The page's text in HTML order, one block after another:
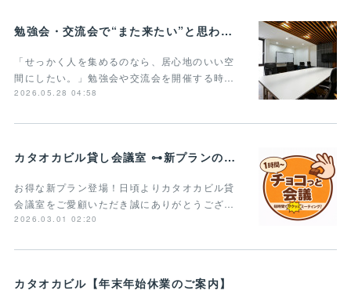
勉強会・交流会で“また来たい”と思われる貸し会議室の条件とは？
「せっかく人を集めるのなら、居心地のいい空
間にしたい。」勉強会や交流会を開催する時…
2026.05.28 04:58
カタオカビル貸し会議室 ⊶新プランのご案内⊶
お得な新プラン登場！日頃よりカタオカビル貸
会議室をご愛顧いただき誠にありがとうござ…
2026.03.01 02:20
カタオカビル【年末年始休業のご案内】